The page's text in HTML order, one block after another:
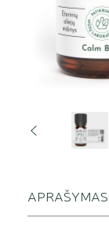
APRAŠYMAS